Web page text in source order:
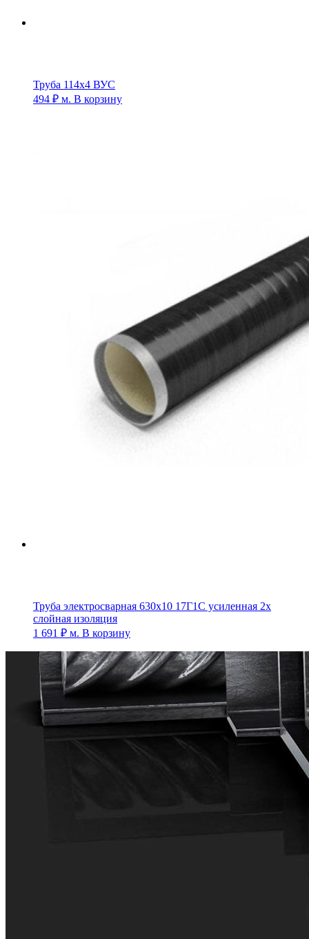
Труба 114х4 ВУС
494 ₽ м. В корзину
Труба электросварная 630х10 17Г1С усиленная 2х
слойная изоляция
1 691 ₽ м. В корзину